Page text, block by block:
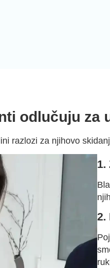
odlučuju za
razlozi za njihovo
1.
2.